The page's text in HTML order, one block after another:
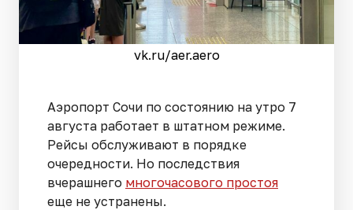
vk.ru/aer.aero
Аэропорт Сочи по состоянию на утро 7
августа работает в штатном режиме.
Рейсы обслуживают в порядке
очередности. Но последствия
вчерашнего многочасового простоя
еще не устранены.